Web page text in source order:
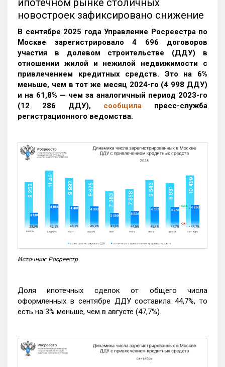
ипотечном рынке столичных
новостроек зафиксировано снижение
В сентябре 2025 года Управление Росреестра по
Москве зарегистрировало 4 696 договоров
участия в долевом строительстве (ДДУ) в
отношении жилой и нежилой недвижимости с
привлечением кредитных средств. Это на 6%
меньше, чем в тот же месяц 2024-го (4 998 ДДУ)
и на 61,8% — чем за аналогичный период 2023-го
(12 286 ДДУ), сообщила пресс-служба
регистрационного ведомства.
Источник: Росреестр
Доля ипотечных сделок от общего числа
оформленных в сентябре ДДУ составила 44,7%, то
есть на 3% меньше, чем в августе (47,7%).